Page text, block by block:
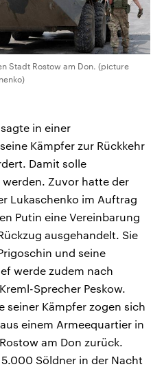
Stadt Rostow am Don. (picture
in einer
Kämpfer zur Rückkehr
Damit solle
Zuvor hatte der
Lukaschenko im Auftrag
Putin eine Vereinbarung
ausgehandelt. Sie
und seine
werde zudem nach
Sprecher Peskow.
seiner Kämpfer zogen sich
einem Armeequartier in
am Don zurück.
Söldner in der Nacht